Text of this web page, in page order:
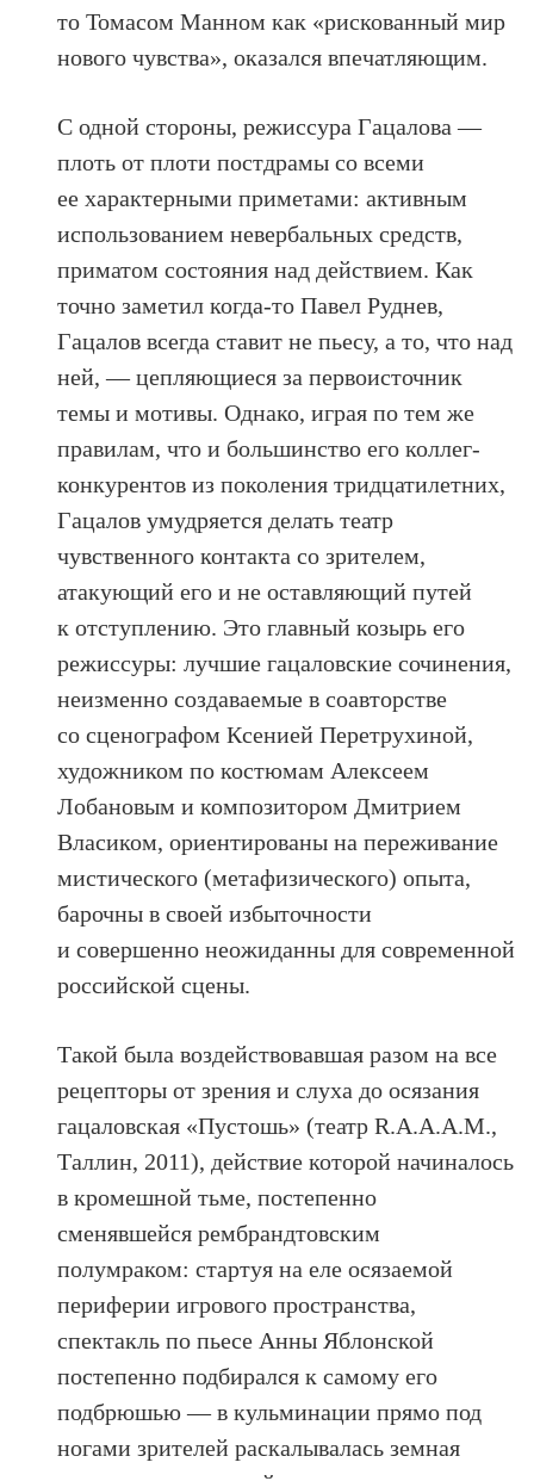
то Томасом Манном как «рискованный мир
нового чувства», оказался впечатляющим.
С одной стороны, режиссура Гацалова —
плоть от плоти постдрамы со всеми
ее характерными приметами: активным
использованием невербальных средств,
приматом состояния над действием. Как
точно заметил когда-то Павел Руднев,
Гацалов всегда ставит не пьесу, а то, что над
ней, — цепляющиеся за первоисточник
темы и мотивы. Однако, играя по тем же
правилам, что и большинство его коллег-
конкурентов из поколения тридцатилетних,
Гацалов умудряется делать театр
чувственного контакта со зрителем,
атакующий его и не оставляющий путей
к отступлению. Это главный козырь его
режиссуры: лучшие гацаловские сочинения,
неизменно создаваемые в соавторстве
со сценографом Ксенией Перетрухиной,
художником по костюмам Алексеем
Лобановым и композитором Дмитрием
Власиком, ориентированы на переживание
мистического (метафизического) опыта,
барочны в своей избыточности
и совершенно неожиданны для современной
российской сцены.
Такой была воздействовавшая разом на все
рецепторы от зрения и слуха до осязания
гацаловская «Пустошь» (театр R.A.A.A.M.,
Таллин, 2011), действие которой начиналось
в кромешной тьме, постепенно
сменявшейся рембрандтовским
полумраком: стартуя на еле осязаемой
периферии игрового пространства,
спектакль по пьесе Анны Яблонской
постепенно подбирался к самому его
подбрюшью — в кульминации прямо под
ногами зрителей раскалывалась земная